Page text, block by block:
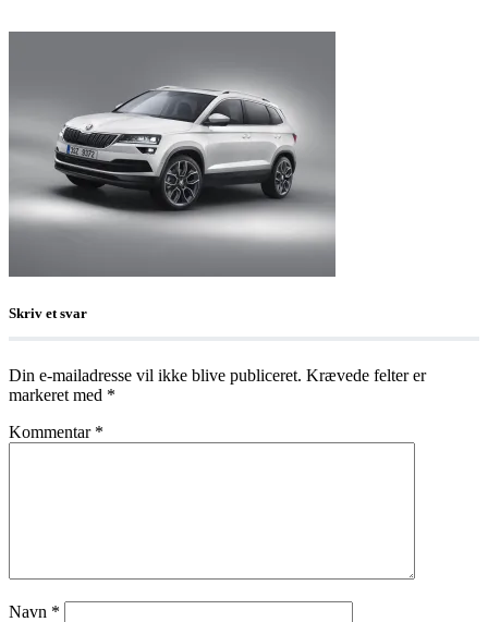
Skriv et svar
Din e-mailadresse vil ikke blive publiceret. Krævede felter er
markeret med *
Kommentar *
Navn *